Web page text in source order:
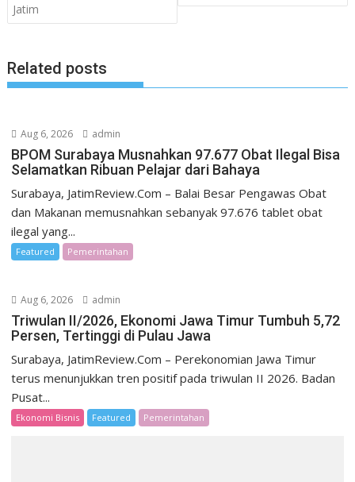
Jatim
Related posts
Aug 6, 2026 admin
BPOM Surabaya Musnahkan 97.677 Obat Ilegal Bisa
Selamatkan Ribuan Pelajar dari Bahaya
Surabaya, JatimReview.Com – Balai Besar Pengawas Obat
dan Makanan memusnahkan sebanyak 97.676 tablet obat
ilegal yang...
Featured Pemerintahan
Aug 6, 2026 admin
Triwulan II/2026, Ekonomi Jawa Timur Tumbuh 5,72
Persen, Tertinggi di Pulau Jawa
Surabaya, JatimReview.Com – Perekonomian Jawa Timur
terus menunjukkan tren positif pada triwulan II 2026. Badan
Pusat...
Ekonomi Bisnis Featured Pemerintahan